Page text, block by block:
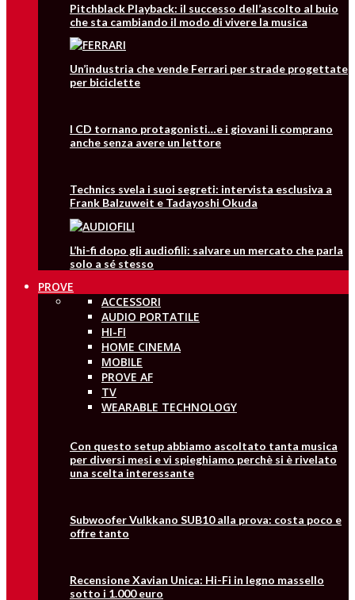
Pitchblack Playback: il successo dell’ascolto al buio
che sta cambiando il modo di vivere la musica
Un’industria che vende Ferrari per strade progettate
per biciclette
I CD tornano protagonisti…e i giovani li comprano
anche senza avere un lettore
Technics svela i suoi segreti: intervista esclusiva a
Frank Balzuweit e Tadayoshi Okuda
L’hi-fi dopo gli audiofili: salvare un mercato che parla
solo a sé stesso
PROVE
ACCESSORI
AUDIO PORTATILE
HI-FI
HOME CINEMA
MOBILE
PROVE AF
TV
WEARABLE TECHNOLOGY
Con questo setup abbiamo ascoltato tanta musica
per diversi mesi e vi spieghiamo perchè si è rivelato
una scelta interessante
Subwoofer Vulkkano SUB10 alla prova: costa poco e
offre tanto
Recensione Xavian Unica: Hi-Fi in legno massello
sotto i 1.000 euro